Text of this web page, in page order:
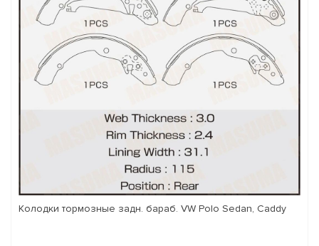
Колодки тормозные задн. бараб. VW Polo Sedan, Caddy